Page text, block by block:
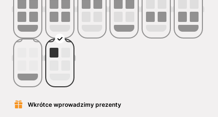
Wkrótce wprowadzimy prezenty